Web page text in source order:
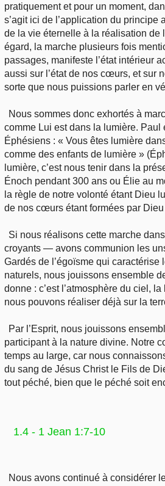
pratiquement et pour un moment,
s’agit ici de l’application du principe
de la vie éternelle à la réalisation de
égard, la marche plusieurs fois
passages, manifeste l’état intérieur
aussi sur l’état de nos cœurs, et sur
sorte que nous puissions parler en
Nous sommes donc exhortés à
comme Lui est dans la lumière. Paul
Éphésiens : « Vous êtes lumière
comme des enfants de lumière »
lumière, c’est nous tenir dans la
Énoch pendant 300 ans ou Élie au
la règle de notre volonté étant Dieu
de nos cœurs étant formées par
Si nous réalisons cette marche
croyants — avons communion les
Gardés de l’égoïsme qui
naturels, nous jouissons ensemble
donne : c’est l’atmosphère du ciel,
nous pouvons réaliser déjà sur la
Par l’Esprit, nous jouissons
participant à la nature divine. Notre
temps au large, car nous
du sang de Jésus Christ le Fils de
tout péché, bien que le péché soit
1.4 - 1 Jean 1:7-10
Nous avons continué à considérer